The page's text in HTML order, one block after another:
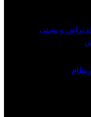
تراش و پشتی